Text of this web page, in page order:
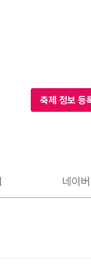
축제 정보 등
네이